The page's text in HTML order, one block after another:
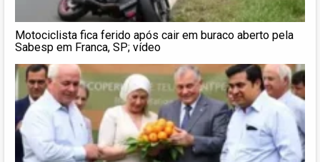
Motociclista fica ferido após cair em buraco aberto pela
Sabesp em Franca, SP; vídeo